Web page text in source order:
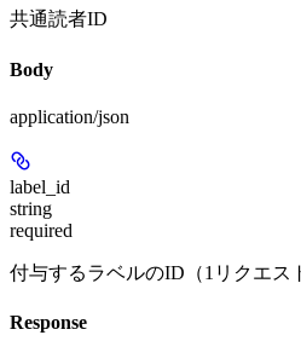
共通読者ID
Body
application/json
label_id
string
required
付与するラベルのID（1リクエス
Response